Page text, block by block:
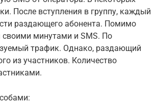
После вступления в группу, каждый
раздающего абонента. Помимо
своими минутами и SMS. По
трафик. Однако, раздающий
из участников. Количество